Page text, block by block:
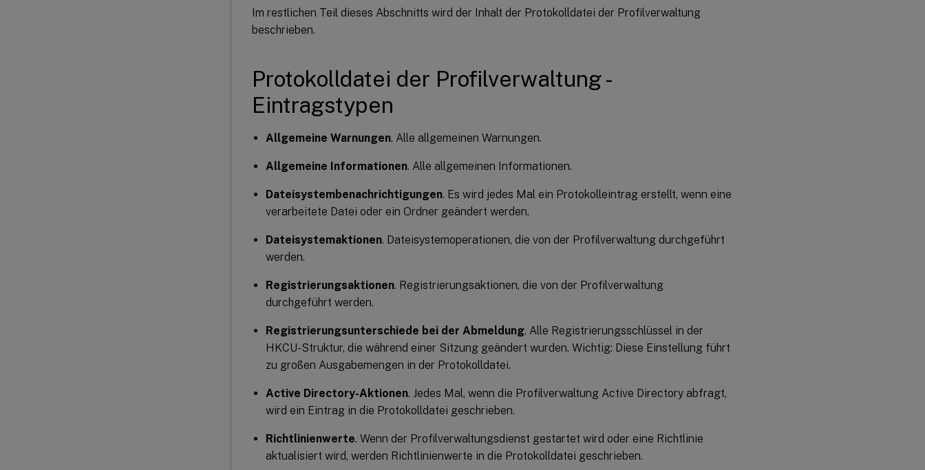
Im restlichen Teil dieses Abschnitts wird der Inhalt der Protokolldatei der Profilverwaltung
beschrieben.
Protokolldatei der Profilverwaltung -
Eintragstypen
Allgemeine Warnungen. Alle allgemeinen Warnungen.
Allgemeine Informationen. Alle allgemeinen Informationen.
Dateisystembenachrichtigungen. Es wird jedes Mal ein Protokolleintrag erstellt, wenn eine
verarbeitete Datei oder ein Ordner geändert werden.
Dateisystemaktionen. Dateisystemoperationen, die von der Profilverwaltung durchgeführt
werden.
Registrierungsaktionen. Registrierungsaktionen, die von der Profilverwaltung
durchgeführt werden.
Registrierungsunterschiede bei der Abmeldung. Alle Registrierungsschlüssel in der
HKCU-Struktur, die während einer Sitzung geändert wurden. Wichtig: Diese Einstellung führt
zu großen Ausgabemengen in der Protokolldatei.
Active Directory-Aktionen. Jedes Mal, wenn die Profilverwaltung Active Directory abfragt,
wird ein Eintrag in die Protokolldatei geschrieben.
Richtlinienwerte. Wenn der Profilverwaltungsdienst gestartet wird oder eine Richtlinie
aktualisiert wird, werden Richtlinienwerte in die Protokolldatei geschrieben.